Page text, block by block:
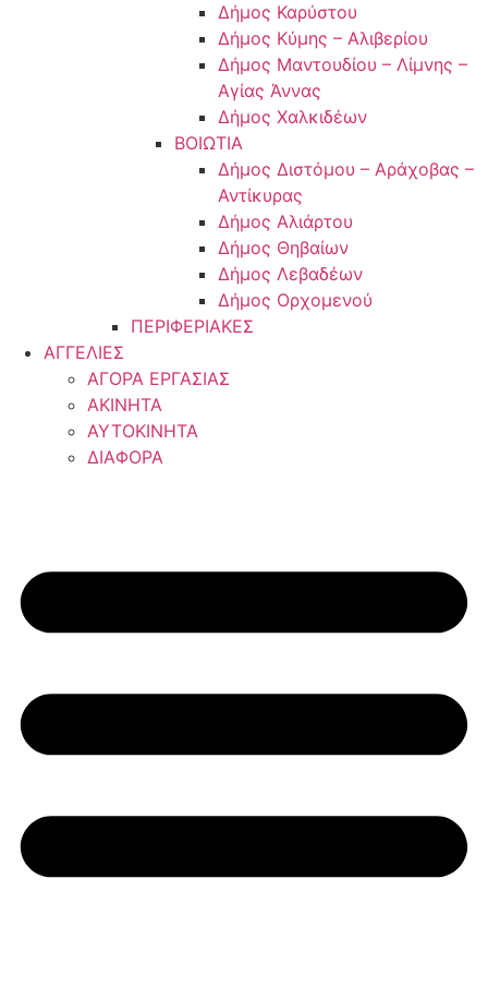
Δήμος Καρύστου
Δήμος Κύμης – Αλιβερίου
Δήμος Μαντουδίου – Λίμνης –
Αγίας Άννας
Δήμος Χαλκιδέων
ΒΟΙΩΤΙΑ
Δήμος Διστόμου – Αράχοβας –
Αντίκυρας
Δήμος Αλιάρτου
Δήμος Θηβαίων
Δήμος Λεβαδέων
Δήμος Ορχομενού
ΠΕΡΙΦΕΡΙΑΚΕΣ
ΑΓΓΕΛΙΕΣ
ΑΓΟΡΑ ΕΡΓΑΣΙΑΣ
ΑΚΙΝΗΤΑ
ΑΥΤΟΚΙΝΗΤΑ
ΔΙΑΦΟΡΑ